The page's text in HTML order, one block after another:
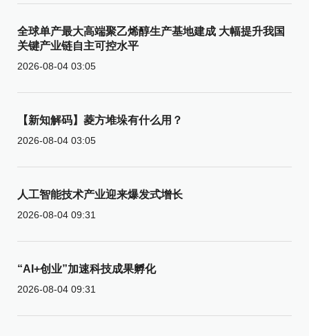
全球单产最大高端聚乙烯醇生产基地建成 大幅提升我国
关键产业链自主可控水平
2026-08-04 03:05
【新知解码】菱方堆垛有什么用？
2026-08-04 03:05
人工智能技术产业迎来爆发式增长
2026-08-04 09:31
“AI+创业”加速科技成果孵化
2026-08-04 09:31